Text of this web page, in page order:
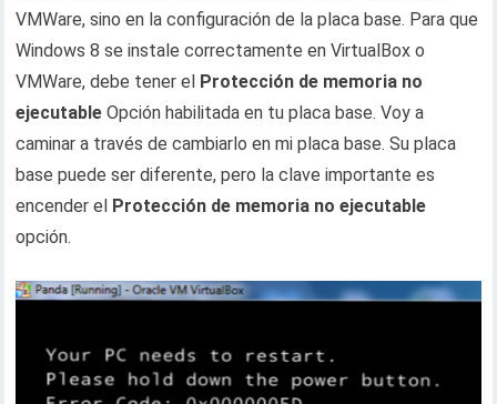
VMWare, sino en la configuración de la placa base. Para que
Windows 8 se instale correctamente en VirtualBox o
VMWare, debe tener el Protección de memoria no
ejecutable Opción habilitada en tu placa base. Voy a
caminar a través de cambiarlo en mi placa base. Su placa
base puede ser diferente, pero la clave importante es
encender el Protección de memoria no ejecutable
opción.